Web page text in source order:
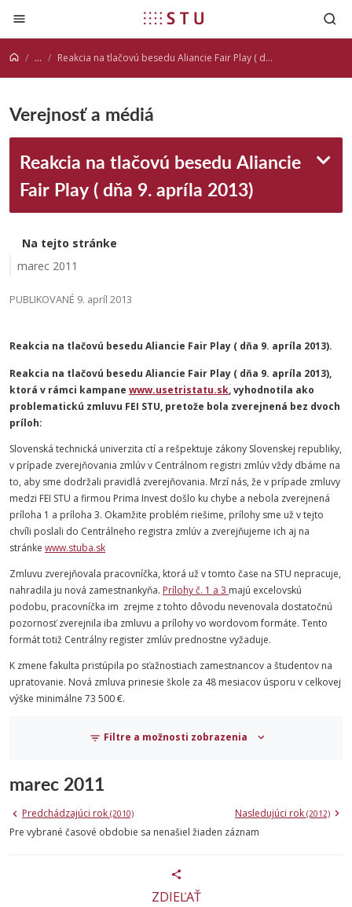
Prejsť na obsah
... Reakcia na tlačovú besedu Aliancie Fair Play ( dňa 9. apríla 2013)
Verejnosť a médiá
Reakcia na tlačovú besedu Aliancie
Fair Play ( dňa 9. apríla 2013)
Na tejto stránke
marec 2011
PUBLIKOVANÉ 9. apríl 2013
Reakcia na tlačovú besedu Aliancie Fair Play ( dňa 9. apríla 2013).
Reakcia na tlačovú besedu Aliancie Fair Play ( dňa 9. apríla 2013),
ktorá v rámci kampane www.usetristatu.sk, vyhodnotila ako
problematickú zmluvu FEI STU, pretože bola zverejnená bez dvoch
príloh:
Slovenská technická univerzita ctí a rešpektuje zákony Slovenskej republiky,
v prípade zverejňovania zmlúv v Centrálnom registri zmlúv vždy dbáme na
to, aby sme dodržali pravidlá zverejňovania. Mrzí nás, že v prípade zmluvy
medzi FEI STU a firmou Prima Invest došlo ku chybe a nebola zverejnená
príloha 1 a príloha 3. Okamžite problém riešime, prílohy sme už v tejto
chvíli poslali do Centrálneho registra zmlúv a zverejňujeme ich aj na
stránke www.stuba.sk
Zmluvu zverejňovala pracovníčka, ktorá už v tomto čase na STU nepracuje,
nahradila ju nová zamestnankyňa. Prílohy č. 1 a 3 majú excelovskú
podobu, pracovníčka im zrejme z tohto dôvodu nevenovala dostatočnú
pozornosť zverejnila iba zmluvu a prílohy vo wordovom formáte. Tento
formát totiž Centrálny register zmlúv prednostne vyžaduje.
K zmene fakulta pristúpila po sťažnostiach zamestnancov a študentov na
upratovanie. Nová zmluva prinesie škole za 48 mesiacov úsporu v celkovej
výške minimálne 73 500 €.
Filtre a možnosti zobrazenia
marec 2011
Predchádzajúci rok (2010) Nasledujúci rok (2012)
Pre vybrané časové obdobie sa nenašiel žiaden záznam
ZDIEĽAŤ